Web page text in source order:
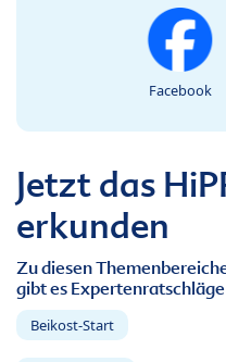
Facebook
Jetzt das
erkunden
Zu diesen
gibt es Expertenratschläge
Beikost-Start